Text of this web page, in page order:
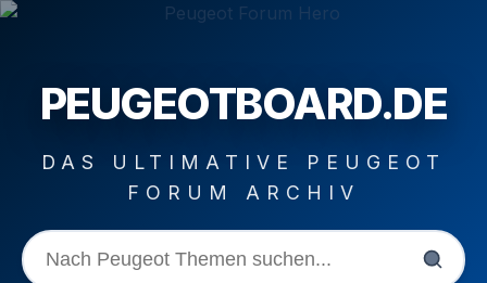
PEUGEOTBOARD.DE
DAS ULTIMATIVE PEUGEOT
FORUM ARCHIV